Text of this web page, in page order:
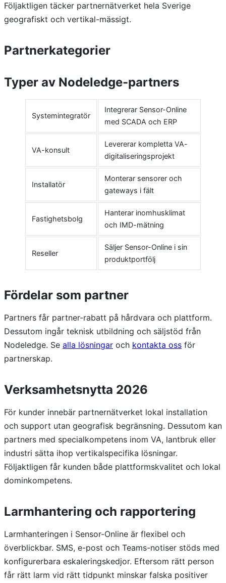
Följaktligen täcker partnernätverket hela Sverige
geografiskt och vertikal-mässigt.
Partnerkategorier
Typer av Nodeledge-partners
Systemintegratör
Integrerar Sensor-Online
med SCADA och ERP
VA-konsult
Levererar kompletta VA-
digitaliseringsprojekt
Installatör
Monterar sensorer och
gateways i fält
Fastighetsbolg
Hanterar inomhusklimat
och IMD-mätning
Reseller
Säljer Sensor-Online i sin
produktportfölj
Fördelar som partner
Partners får partner-rabatt på hårdvara och plattform.
Dessutom ingår teknisk utbildning och säljstöd från
Nodeledge. Se alla lösningar och kontakta oss för
partnerskap.
Verksamhetsnytta 2026
För kunder innebär partnernätverket lokal installation
och support utan geografisk begränsning. Dessutom kan
partners med specialkompetens inom VA, lantbruk eller
industri sätta ihop vertikalspecifika lösningar.
Följaktligen får kunden både plattformskvalitet och lokal
dominkompetens.
Larmhantering och rapportering
Larmhanteringen i Sensor-Online är flexibel och
överblickbar. SMS, e-post och Teams-notiser stöds med
konfigurerbara eskaleringskedjor. Eftersom rätt person
får rätt larm vid rätt tidpunkt minskar falska positiver